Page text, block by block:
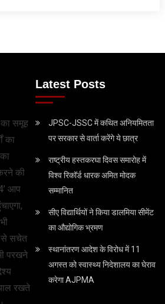
का समूह
का
की
आप
से सचेत
परखने
रखते
Latest Posts
JPSC-JSSC में कथित अनियमितता
पर सरकार से वार्ता करेंगे ये छात्र
राष्ट्रीय हस्तकरघा दिवस समारोह में
विश्व रिकॉर्ड धारक अमित मोदक
सम्मानित
सीए विद्यार्थियों ने किया डालमिया सीमेंट
का औद्योगिक भ्रमण
स्थानांतरण आदेश के विरोध में 11
अगस्त को स्वास्थ्य निदेशालय का घेराव
करेगा AJPMA